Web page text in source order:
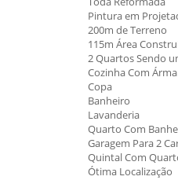
Pintura em
200m de Terreno
115m Área
2 Quartos Sendo
Cozinha Com
Copa
Banheiro
Lavanderia
Quarto Com
Garagem Para 2
Quintal Com
Ótima Localização